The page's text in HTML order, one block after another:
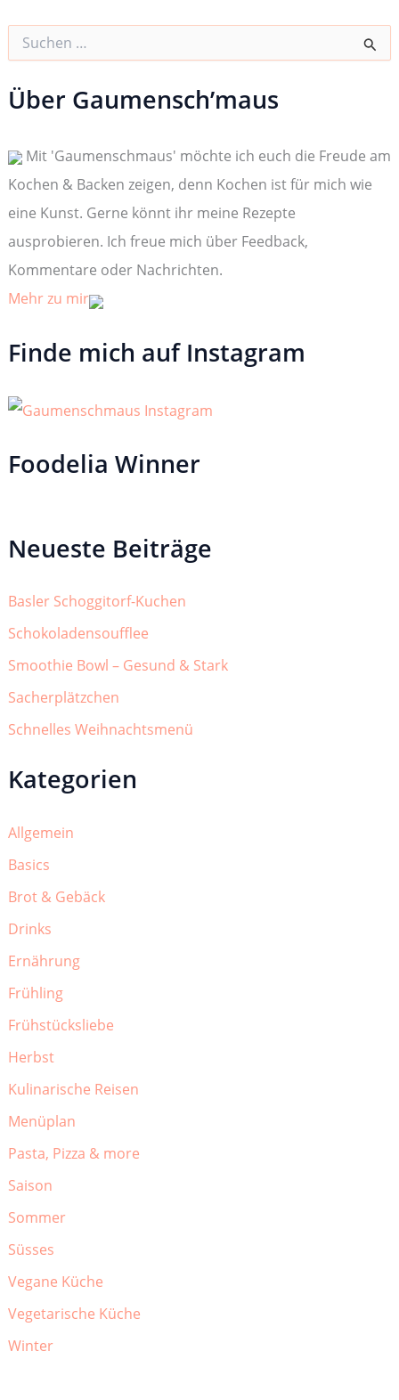
h
e
a
h
:
Über Gaumensch’maus
Mit 'Gaumenschmaus' möchte ich euch die Freude am
Kochen & Backen zeigen, denn Kochen ist für mich wie
eine Kunst. Gerne könnt ihr meine Rezepte
ausprobieren. Ich freue mich über Feedback,
Kommentare oder Nachrichten.
Mehr zu mir
Finde mich auf Instagram
Foodelia Winner
Neueste Beiträge
Basler Schoggitorf-Kuchen
Schokoladensoufflee
Smoothie Bowl – Gesund & Stark
Sacherplätzchen
Schnelles Weihnachtsmenü
Kategorien
Allgemein
Basics
Brot & Gebäck
Drinks
Ernährung
Frühling
Frühstücksliebe
Herbst
Kulinarische Reisen
Menüplan
Pasta, Pizza & more
Saison
Sommer
Süsses
Vegane Küche
Vegetarische Küche
Winter